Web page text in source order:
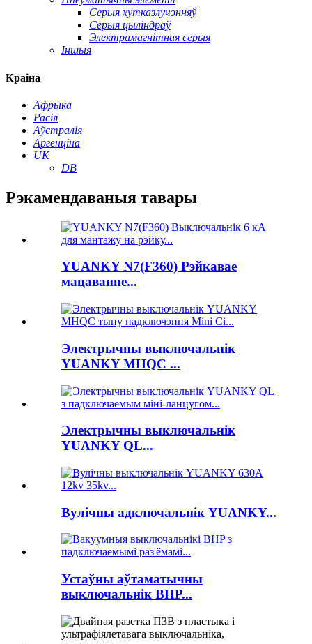
Серыя хутказлучэнняў
Серыя цыліндраў
Электрамагнітная серыя
Іншыя
Краіна
Афрыка
Расія
Аўстралія
Аргенціна
UK
DB
Рэкамендаваныя тавары
YUANKY N7(F360) Рэйкавае
мацаванне...
Электрычны выключальнік
YUANKY MHQC ...
Электрычны выключальнік
YUANKY QL...
Вулічны адключальнік YUANKY...
Устаўны аўтаматычны
выключальнік BHP...